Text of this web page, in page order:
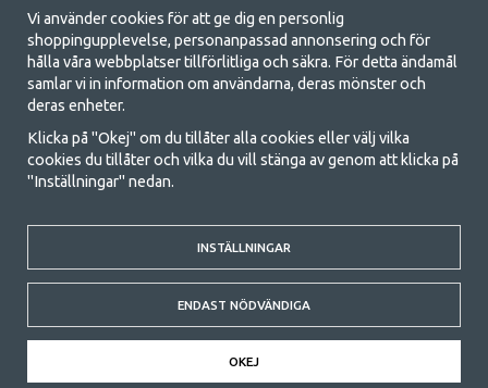
GetCamping.se - Din butik för camping
och uteliv
Att campa kan antingen vara en livsstil eller ett sätt att samla familjen
för ett gemensamt äventyr. Oavsett vilken kategori du tillhör hittar du
med att campa så därför erbjuder vi riktigt bra priser på familjetält,
husvagnstält och all annan utrustning för camping och friluftsliv. Vårt
mål är att i varje priskategori erbjuda den bästa campingutrustningen
gällande kvalitet och funktionalitet. Ta gärna kontakt med oss om det
är något du saknar eller vill veta mer om.
© 2020 GetCamping. All rights reserved.
Vi använder cookies för att ge dig en personlig
shoppingupplevelse, personanpassad annonsering och för
hålla våra webbplatser tillförlitliga och säkra. För detta ändamål
samlar vi in information om användarna, deras mönster och
deras enheter.
Klicka på "Okej" om du tillåter alla cookies eller välj vilka
cookies du tillåter och vilka du vill stänga av genom att klicka på
"Inställningar" nedan.
INSTÄLLNINGAR
ENDAST NÖDVÄNDIGA
OKEJ